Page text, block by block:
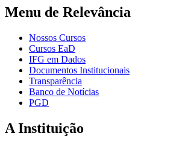
Menu de Relevância
Nossos Cursos
Cursos EaD
IFG em Dados
Documentos Institucionais
Transparência
Banco de Notícias
PGD
A Instituição